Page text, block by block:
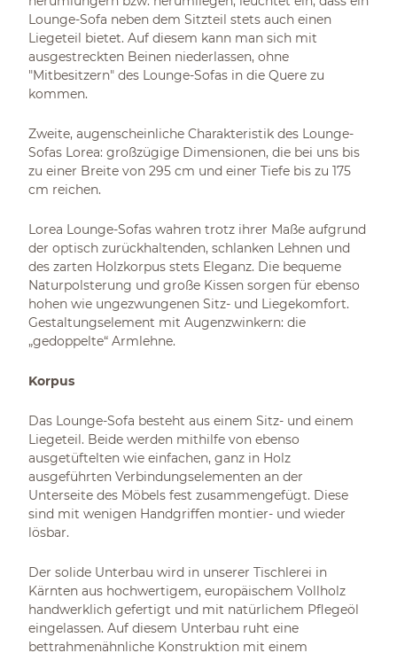
Lounge-Sofa neben dem Sitzteil stets auch einen
Liegeteil bietet. Auf diesem kann man sich mit
ausgestreckten Beinen niederlassen, ohne
"Mitbesitzern" des Lounge-Sofas in die Quere zu
kommen.
Zweite, augenscheinliche Charakteristik des Lounge-
Sofas Lorea: großzügige Dimensionen, die bei uns bis
zu einer Breite von 295 cm und einer Tiefe bis zu 175
cm reichen.
Lorea Lounge-Sofas wahren trotz ihrer Maße aufgrund
der optisch zurückhaltenden, schlanken Lehnen und
des zarten Holzkorpus stets Eleganz. Die bequeme
Naturpolsterung und große Kissen sorgen für ebenso
hohen wie ungezwungenen Sitz- und Liegekomfort.
Gestaltungselement mit Augenzwinkern: die
„gedoppelte“ Armlehne.
Korpus
Das Lounge-Sofa besteht aus einem Sitz- und einem
Liegeteil. Beide werden mithilfe von ebenso
ausgetüftelten wie einfachen, ganz in Holz
ausgeführten Verbindungselementen an der
Unterseite des Möbels fest zusammengefügt. Diese
sind mit wenigen Handgriffen montier- und wieder
lösbar.
Der solide Unterbau wird in unserer Tischlerei in
Kärnten aus hochwertigem, europäischem Vollholz
handwerklich gefertigt und mit natürlichem Pflegeöl
eingelassen. Auf diesem Unterbau ruht eine
bettrahmenähnliche Konstruktion mit einem